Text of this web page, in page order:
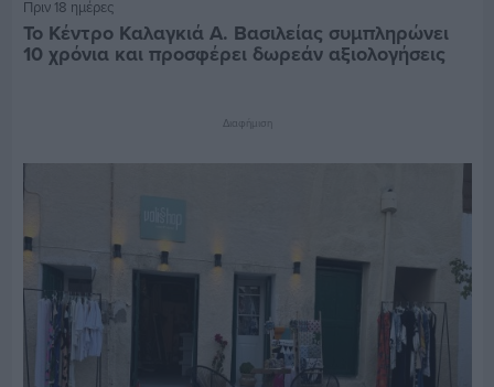
Πριν 18 ημέρες
Το Κέντρο Καλαγκιά Α. Βασιλείας συμπληρώνει
10 χρόνια και προσφέρει δωρεάν αξιολογήσεις
Διαφήμιση